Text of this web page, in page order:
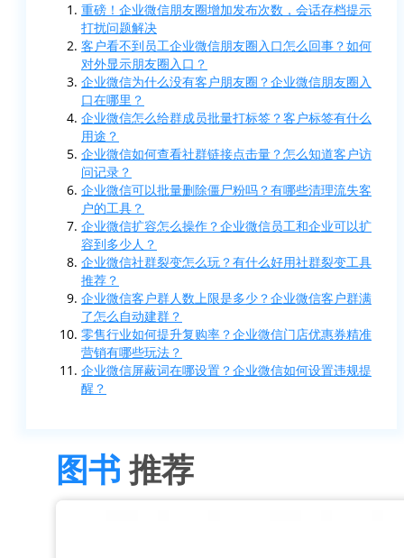
重磅！企业微信朋友圈增加发布次数，会话存档提示
打扰问题解决
客户看不到员工企业微信朋友圈入口怎么回事？如何
对外显示朋友圈入口？
企业微信为什么没有客户朋友圈？企业微信朋友圈入
口在哪里？
企业微信怎么给群成员批量打标签？客户标签有什么
用途？
企业微信如何查看社群链接点击量？怎么知道客户访
问记录？
企业微信可以批量删除僵尸粉吗？有哪些清理流失客
户的工具？
企业微信扩容怎么操作？企业微信员工和企业可以扩
容到多少人？
企业微信社群裂变怎么玩？有什么好用社群裂变工具
推荐？
企业微信客户群人数上限是多少？企业微信客户群满
了怎么自动建群？
零售行业如何提升复购率？企业微信门店优惠券精准
营销有哪些玩法？
企业微信屏蔽词在哪设置？企业微信如何设置违规提
醒？
图书推荐